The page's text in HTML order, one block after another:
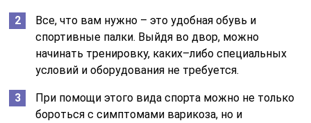
Все, что вам нужно – это удобная обувь и
спортивные палки. Выйдя во двор, можно
начинать тренировку, каких–либо специальных
условий и оборудования не требуется.
При помощи этого вида спорта можно не только
бороться с симптомами варикоза, но и